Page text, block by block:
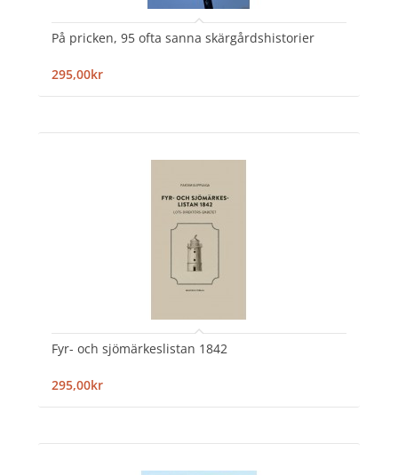
På pricken, 95 ofta sanna skärgårdshistorier
295,00kr
Fyr- och sjömärkeslistan 1842
295,00kr